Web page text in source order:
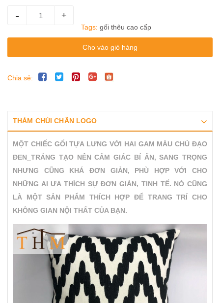
- +
Cho vào giỏ hàng
Chia sẻ:
Tags: gối thêu cao cấp
THẢM CHÙI CHÂN LOGO
MỘT CHIẾC GỐI TỰA LƯNG VỚI HAI GAM MÀU CHỦ ĐẠO
ĐEN_TRẮNG TẠO NÊN CẢM GIÁC BÍ ẨN, SANG TRỌNG
NHƯNG CŨNG KHÁ ĐƠN GIẢN, PHÙ HỢP VỚI CHO
NHỮNG AI ƯA THÍCH SỰ ĐƠN GIẢN, TINH TẾ. NÓ CŨNG
LÀ MỘT SẢN PHẨM THÍCH HỢP ĐỂ TRANG TRÍ CHO
KHÔNG GIAN NỘI THẤT CỦA BẠN.